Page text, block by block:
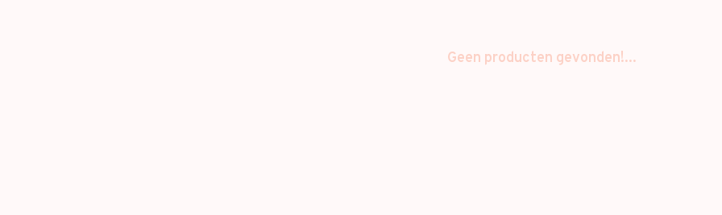
Geen producten gevonden!...